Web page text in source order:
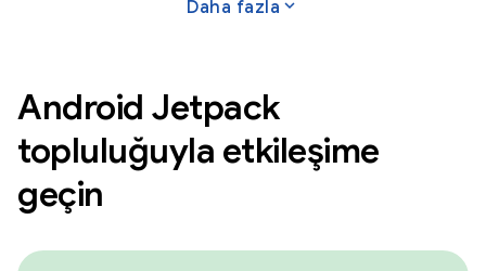
Daha fazla expand_more
Android Jetpack
topluluğuyla etkileşime
geçin